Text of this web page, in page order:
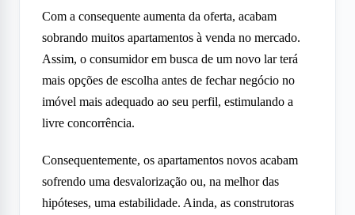
Com a consequente aumenta da oferta, acabam
sobrando muitos apartamentos à venda no mercado.
Assim, o consumidor em busca de um novo lar terá
mais opções de escolha antes de fechar negócio no
imóvel mais adequado ao seu perfil, estimulando a
livre concorrência.
Consequentemente, os apartamentos novos acabam
sofrendo uma desvalorização ou, na melhor das
hipóteses, uma estabilidade. Ainda, as construtoras